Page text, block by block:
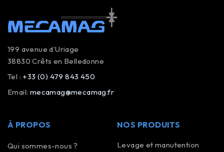
199 avenue d’Uriage
38830 Crêts en Belledonne
Tel : +33 (0) 479 843 450
Email: mecamag@mecamag.fr
À PROPOS
Qui sommes-nous ?
NOS PRODUITS
Levage et manutention